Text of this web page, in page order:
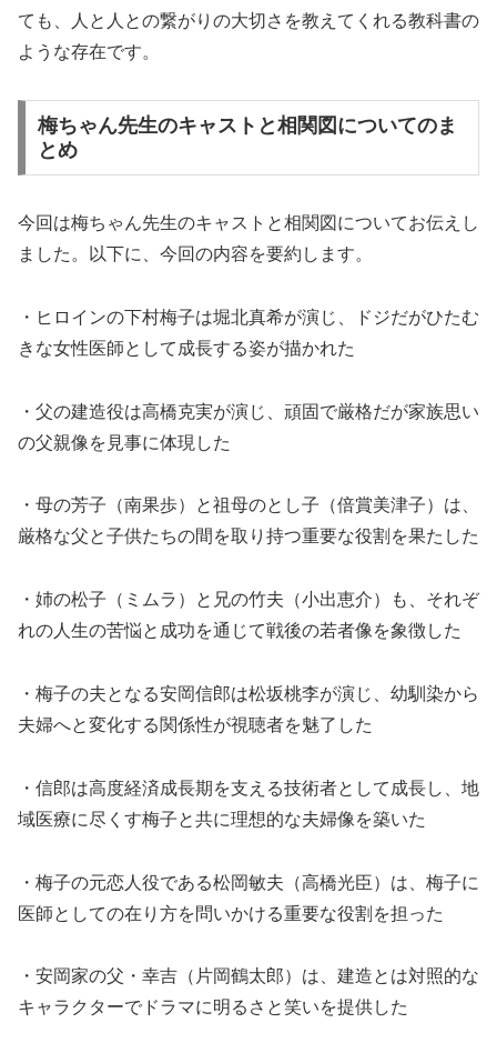
ても、人と人との繋がりの大切さを教えてくれる教科書の
ような存在です。
梅ちゃん先生のキャストと相関図についてのま
とめ
今回は梅ちゃん先生のキャストと相関図についてお伝えし
ました。以下に、今回の内容を要約します。
・ヒロインの下村梅子は堀北真希が演じ、ドジだがひたむ
きな女性医師として成長する姿が描かれた
・父の建造役は高橋克実が演じ、頑固で厳格だが家族思い
の父親像を見事に体現した
・母の芳子（南果歩）と祖母のとし子（倍賞美津子）は、
厳格な父と子供たちの間を取り持つ重要な役割を果たした
・姉の松子（ミムラ）と兄の竹夫（小出恵介）も、それぞ
れの人生の苦悩と成功を通じて戦後の若者像を象徴した
・梅子の夫となる安岡信郎は松坂桃李が演じ、幼馴染から
夫婦へと変化する関係性が視聴者を魅了した
・信郎は高度経済成長期を支える技術者として成長し、地
域医療に尽くす梅子と共に理想的な夫婦像を築いた
・梅子の元恋人役である松岡敏夫（高橋光臣）は、梅子に
医師としての在り方を問いかける重要な役割を担った
・安岡家の父・幸吉（片岡鶴太郎）は、建造とは対照的な
キャラクターでドラマに明るさと笑いを提供した